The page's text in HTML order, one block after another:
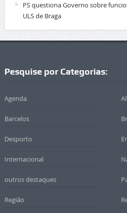
PS questiona Governo sobre
ULS de Braga
Pesquise por Categorias:
Agenda
Barcelos
Desporto
Internacional
outros destaques
Região